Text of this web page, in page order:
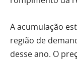
A acumulação
região de
desse ano. O